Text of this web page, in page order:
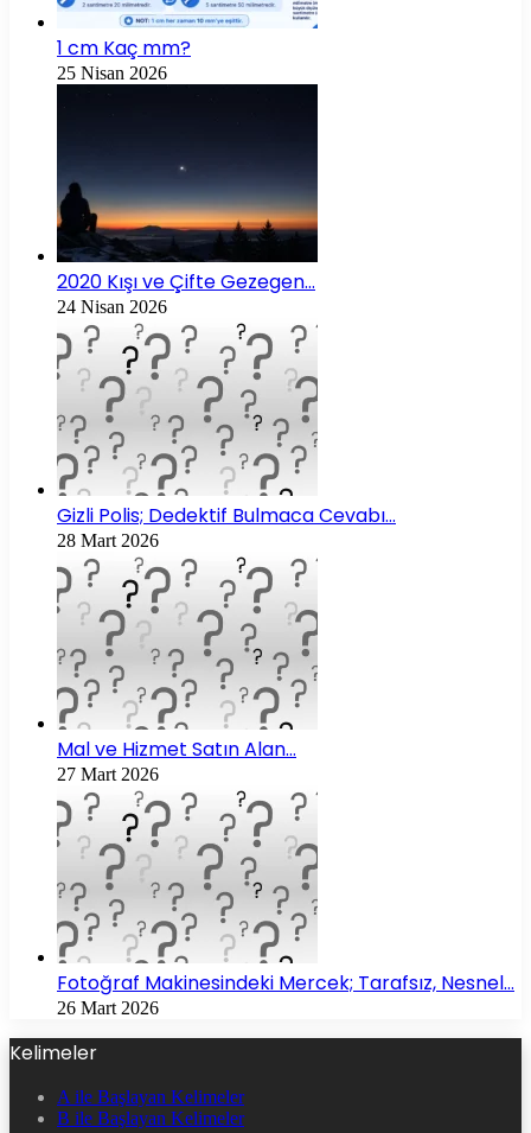
1 cm Kaç mm?
25 Nisan 2026
2020 Kışı ve Çifte Gezegen…
24 Nisan 2026
Gizli Polis; Dedektif Bulmaca Cevabı…
28 Mart 2026
Mal ve Hizmet Satın Alan…
27 Mart 2026
Fotoğraf Makinesindeki Mercek; Tarafsız, Nesnel…
26 Mart 2026
Kelimeler
A ile Başlayan Kelimeler
B ile Başlayan Kelimeler